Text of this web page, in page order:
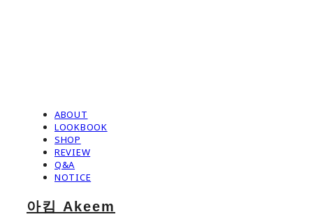
ABOUT
LOOKBOOK
SHOP
REVIEW
Q&A
NOTICE
아킴 Akeem